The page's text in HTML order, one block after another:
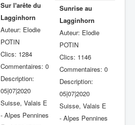
Sur l'arête du
Lagginhorn
Auteur: Elodie
POTIN
Clics: 1284
Commentaires: 0
Description:
05|07|2020
Suisse, Valais E
- Alpes Pennines
Sunrise au
Lagginhorn
Auteur: Elodie
POTIN
Clics: 1146
Commentaires: 0
Description:
05|07|2020
Suisse, Valais E
- Alpes Pennines